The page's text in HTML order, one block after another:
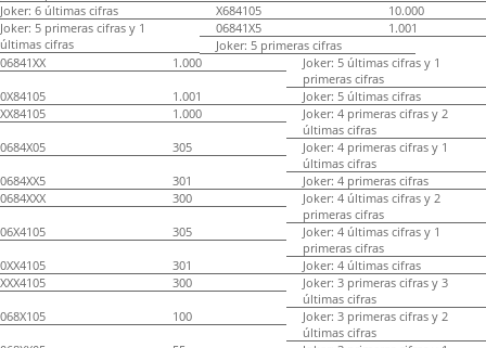
Joker: 6 últimas cifras
X684105
10.000
Joker: 5 primeras cifras y 1
últimas cifras
06841X5
1.001
Joker: 5 primeras cifras
06841XX
1.000
Joker: 5 últimas cifras y 1
primeras cifras
0X84105
1.001
Joker: 5 últimas cifras
XX84105
1.000
Joker: 4 primeras cifras y 2
últimas cifras
0684X05
305
Joker: 4 primeras cifras y 1
últimas cifras
0684XX5
301
Joker: 4 primeras cifras
0684XXX
300
Joker: 4 últimas cifras y 2
primeras cifras
06X4105
305
Joker: 4 últimas cifras y 1
primeras cifras
0XX4105
301
Joker: 4 últimas cifras
XXX4105
300
Joker: 3 primeras cifras y 3
últimas cifras
068X105
100
Joker: 3 primeras cifras y 2
últimas cifras